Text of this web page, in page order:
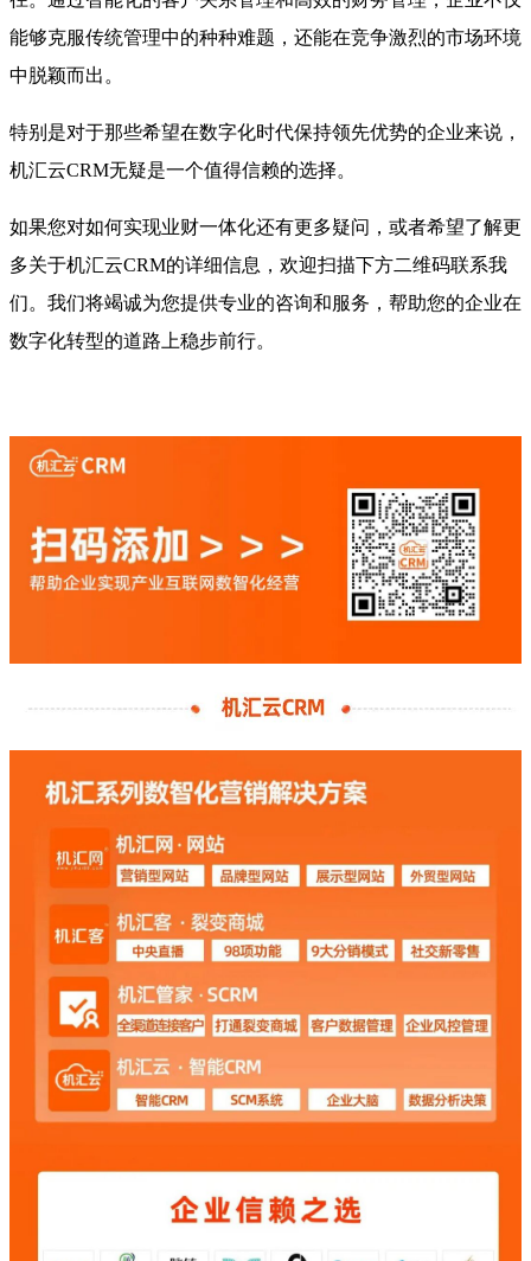
能够克服传统管理中的种种难题，还能在竞争激烈的市场环境
中脱颖而出。
特别是对于那些希望在数字化时代保持领先优势的企业来说，
机汇云CRM无疑是一个值得信赖的选择。
如果您对如何实现业财一体化还有更多疑问，或者希望了解更
多关于机汇云CRM的详细信息，欢迎扫描下方二维码联系我
们。我们将竭诚为您提供专业的咨询和服务，帮助您的企业在
数字化转型的道路上稳步前行。